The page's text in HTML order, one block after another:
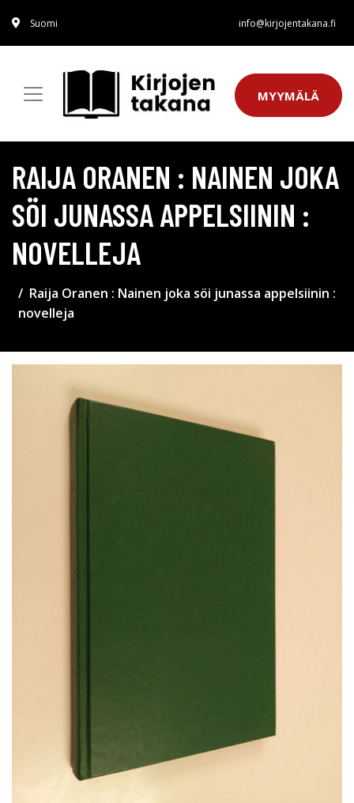
Suomi info@kirjojentakana.fi
MYYMÄLÄ
RAIJA ORANEN : NAINEN JOKA
SÖI JUNASSA APPELSIININ :
NOVELLEJA
Raija Oranen : Nainen joka söi junassa appelsiinin :
novelleja